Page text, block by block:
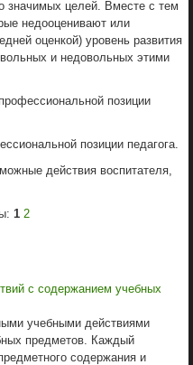
значимых целей. Вместе с тем
недооценивают или
оценкой) уровень развития
и недовольных этими
позиции
позиции педагога.
действия воспитателя,
1 2
с содержанием учебных
учебными действиями
предметов. Каждый
содержания и